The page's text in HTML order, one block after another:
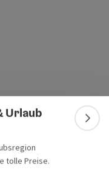
Urlaub
tolle Preise.